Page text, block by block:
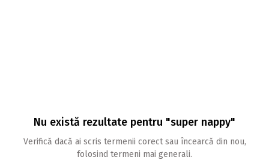
Nu există rezultate pentru "super nappy"
Verifică dacă ai scris termenii corect sau încearcă din nou,
folosind termeni mai generali.